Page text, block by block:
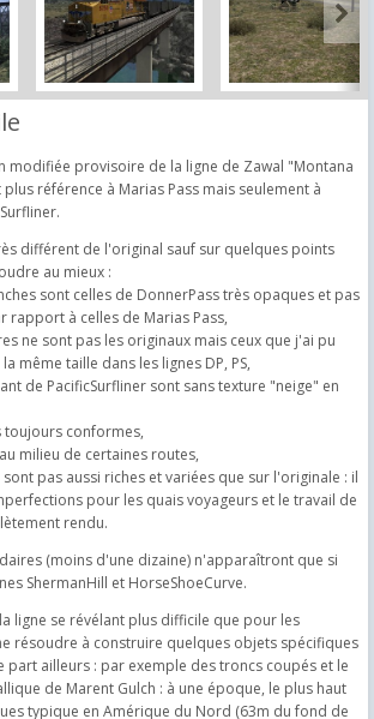
modifiée provisoire de la ligne de Zawal "Montana
plus référence à Marias Pass mais seulement à
différent de l'original sauf sur quelques points
au mieux :
sont celles de DonnerPass très opaques et pas
rapport à celles de Marias Pass,
ne sont pas les originaux mais ceux que j'ai pu
même taille dans les lignes DP, PS,
de PacificSurfliner sont sans texture "neige" en
toujours conformes,
milieu de certaines routes,
pas aussi riches et variées que sur l'originale : il
pour les quais voyageurs et le travail de
rendu.
(moins d'une dizaine) n'apparaîtront que si
ShermanHill et HorseShoeCurve.
ligne se révélant plus difficile que pour les
résoudre à construire quelques objets spécifiques
part ailleurs : par exemple des troncs coupés et le
de Marent Gulch : à une époque, le plus haut
typique en Amérique du Nord (63m du fond de